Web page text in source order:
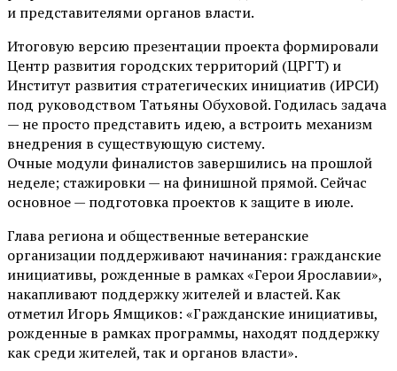
и представителями органов власти.
Итоговую версию презентации проекта формировали
Центр развития городских территорий (ЦРГТ) и
Институт развития стратегических инициатив (ИРСИ)
под руководством Татьяны Обуховой. Годилась задача
— не просто представить идею, а встроить механизм
внедрения в существующую систему.
Очные модули финалистов завершились на прошлой
неделе; стажировки — на финишной прямой. Сейчас
основное — подготовка проектов к защите в июле.
Глава региона и общественные ветеранские
организации поддерживают начинания: гражданские
инициативы, рожденные в рамках «Герои Ярославии»,
накапливают поддержку жителей и властей. Как
отметил Игорь Ямщиков: «Гражданские инициативы,
рожденные в рамках программы, находят поддержку
как среди жителей, так и органов власти».